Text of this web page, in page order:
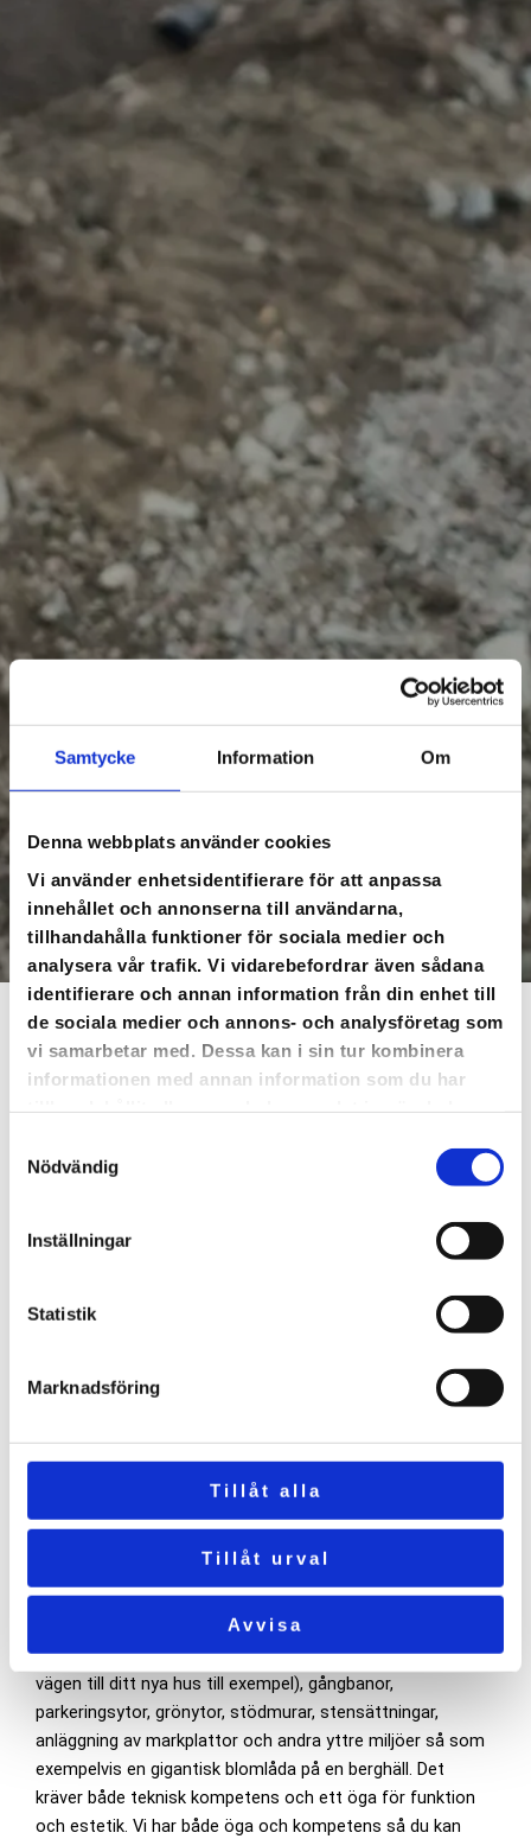
Samtycke Information Om
Denna webbplats använder cookies
Vi använder enhetsidentifierare för att anpassa
innehållet och annonserna till användarna,
tillhandahålla funktioner för sociala medier och
analysera vår trafik. Vi vidarebefordrar även sådana
identifierare och annan information från din enhet till
de sociala medier och annons- och analysföretag som
vi samarbetar med. Dessa kan i sin tur kombinera
informationen med annan information som du har
Nödvändig
Inställningar
Statistik
Marknadsföring
Tillåt alla
Tillåt urval
Avvisa
Kontakta oss
Mark & Anläggnin
Vill du se på när andra arbetar? Kanske? Tänk efter ett tag,
i alla fall rätt många som kan stå och glo på dem som gör
olika arbeten med den marken vi alla går på. Redan unga
får se oss gräva för en grund eller lägga marksten, det är
grävning för husgrund, planering av tomter, justering
avmarknivåer, borttagning av stubbar, samt förberedelser
Vad menas med anläggning då? Ja, vi vet de är snarlika
varandra. Anläggningsarbete omfattar konstruktion av
vägar (vill du ha en motorväg har du hamnat fel, vi gör
vägen till ditt nya hus till exempel), gångbanor,
parkeringsytor, grönytor, stödmurar, stensättningar,
anläggning av markplattor och andra yttre miljöer så som
exempelvis en gigantisk blomlåda på en berghäll. Det
kräver både teknisk kompetens och ett öga för funktion
och estetik. Vi har både öga och kompetens så du kan